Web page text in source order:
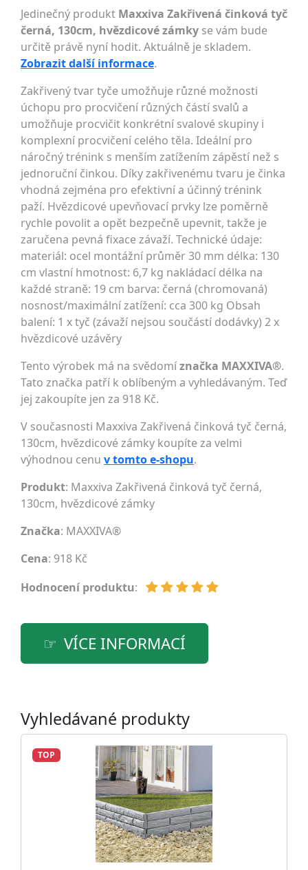
Jedinečný produkt Maxxiva Zakřivená činková tyč
černá, 130cm, hvězdicové zámky se vám bude
určitě právě nyní hodit. Aktuálně je skladem.
Zobrazit další informace.
Zakřivený tvar tyče umožňuje různé možnosti
úchopu pro procvičení různých částí svalů a
umožňuje procvičit konkrétní svalové skupiny i
komplexní procvičení celého těla. Ideální pro
náročný trénink s menším zatížením zápěstí než s
jednoruční činkou. Díky zakřivenému tvaru je činka
vhodná zejména pro efektivní a účinný trénink
paží. Hvězdicové upevňovací prvky lze poměrně
rychle povolit a opět bezpečně upevnit, takže je
zaručena pevná fixace závaží. Technické údaje:
materiál: ocel montážní průměr 30 mm délka: 130
cm vlastní hmotnost: 6,7 kg nakládací délka na
každé straně: 19 cm barva: černá (chromovaná)
nosnost/maximální zatížení: cca 300 kg Obsah
balení: 1 x tyč (závaží nejsou součástí dodávky) 2 x
hvězdicové uzávěry
Tento výrobek má na svědomíznačka MAXXIVA®.
Tato značka patří k oblíbeným a vyhledávaným. Teď
jej zakoupíte jen za 918 Kč.
V současnosti Maxxiva Zakřivená činková tyč černá,
130cm, hvězdicové zámky koupíte za velmi
výhodnou cenu v tomto e-shopu.
Produkt: Maxxiva Zakřivená činková tyč černá,
130cm, hvězdicové zámky
Značka: MAXXIVA®
Cena: 918 Kč
Hodnocení produktu:
VÍCE INFORMACÍ
Vyhledávané produkty
TOP